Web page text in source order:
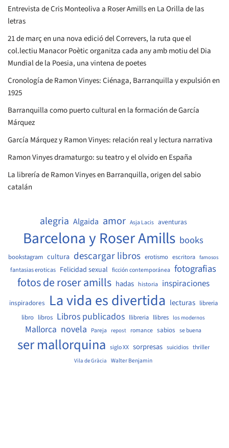
Entrevista de Cris Monteoliva a Roser Amills en La Orilla de las
letras
21 de març en una nova edició del Correvers, la ruta que el
col.lectiu Manacor Poètic organitza cada any amb motiu del Dia
Mundial de la Poesia, una vintena de poetes
Cronología de Ramon Vinyes: Ciénaga, Barranquilla y expulsión en
1925
Barranquilla como puerto cultural en la formación de García
Márquez
García Márquez y Ramon Vinyes: relación real y lectura narrativa
Ramon Vinyes dramaturgo: su teatro y el olvido en España
La librería de Ramon Vinyes en Barranquilla, origen del sabio
catalán
alegria Algaida amor Asja Lacis aventuras
Barcelona y Roser Amills books
bookstagram cultura descargar libros erotismo escritora famosos
fantasias eroticas Felicidad sexual ficción contemporánea fotografias
fotos de roser amills hadas historia inspiraciones
inspiradores La vida es divertida lecturas libreria
libro libros Libros publicados llibreria llibres los modernos
Mallorca novela Pareja repost romance sabios se buena
ser mallorquina siglo XX sorpresas suicidios thriller
Vila de Gràcia Walter Benjamin